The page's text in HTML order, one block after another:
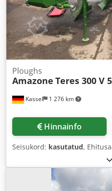
Kassel 1 276 km
Ploughs
Amazone Teres 300 V
Hinnainfo
Seisukord: kasutatud,